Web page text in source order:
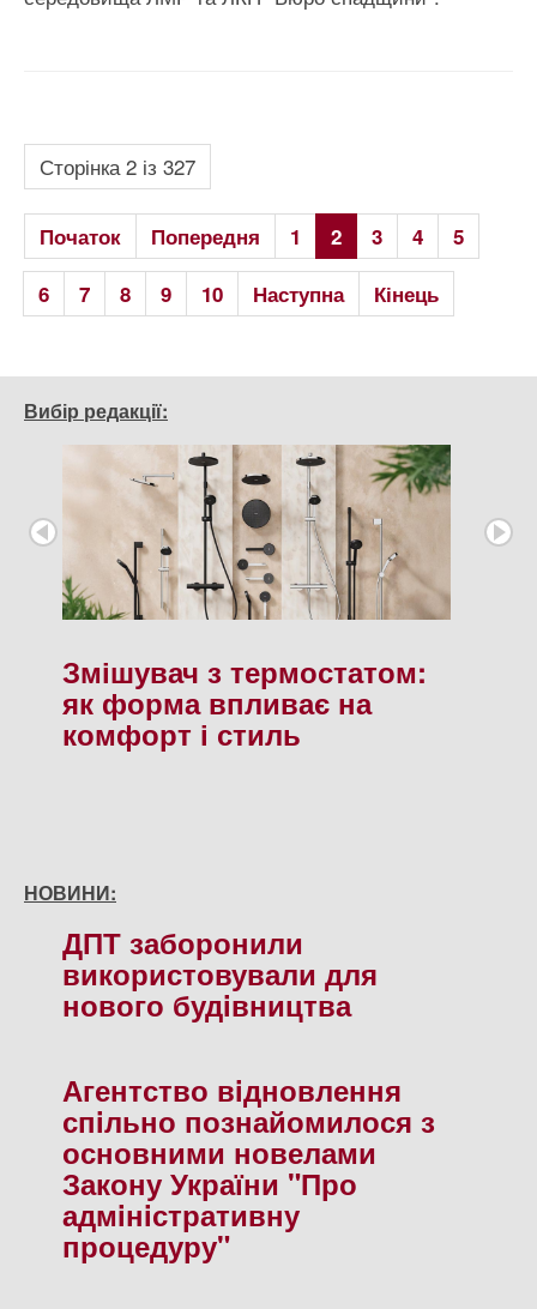
Сторінка 2 із 327
Початок Попередня 1 2 3 4
5
6
7 8 9 10 Наступна Кінець
Вибір редакції:
Змішувач з термостатом:
як форма впливає на
комфорт і стиль
НОВИНИ:
ДПТ заборонили
використовували для
нового будiвництва
Агентство вiдновлення
спiльно познайомилося з
основними новелами
Закону України "Про
адмiнiстративну
процедуру"